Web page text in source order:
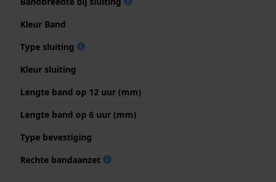
Kleur Band
Type sluiting
Kleur sluiting
Lengte band op 12 uur (mm)
Lengte band op 6 uur (mm)
Type bevestiging
Rechte bandaanzet